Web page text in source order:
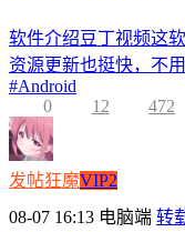
软件介绍豆丁视频这
资源更新也挺快，不
#Android
0
12 472
发帖狂魔VIP2
08-07 16:13 电脑端 转